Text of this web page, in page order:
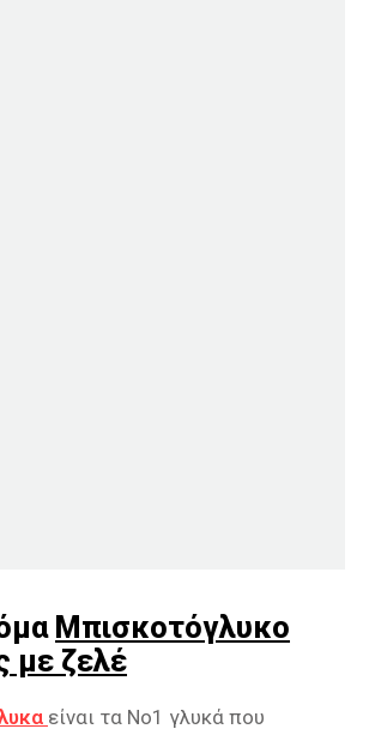
Μπισκοτόγλυκο
με ζελέ
είναι τα Νο1 γλυκά που